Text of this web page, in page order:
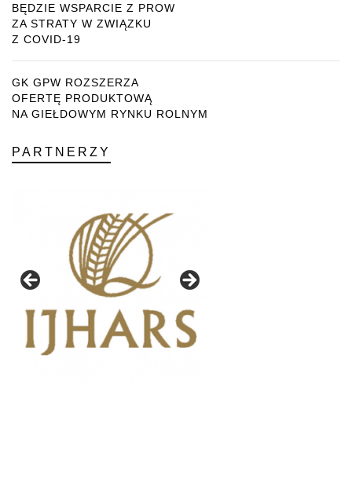
BĘDZIE WSPARCIE Z PROW
ZA STRATY W ZWIĄZKU
Z COVID-19
GK GPW ROZSZERZA
OFERTĘ PRODUKTOWĄ
NA GIEŁDOWYM RYNKU ROLNYM
PARTNERZY